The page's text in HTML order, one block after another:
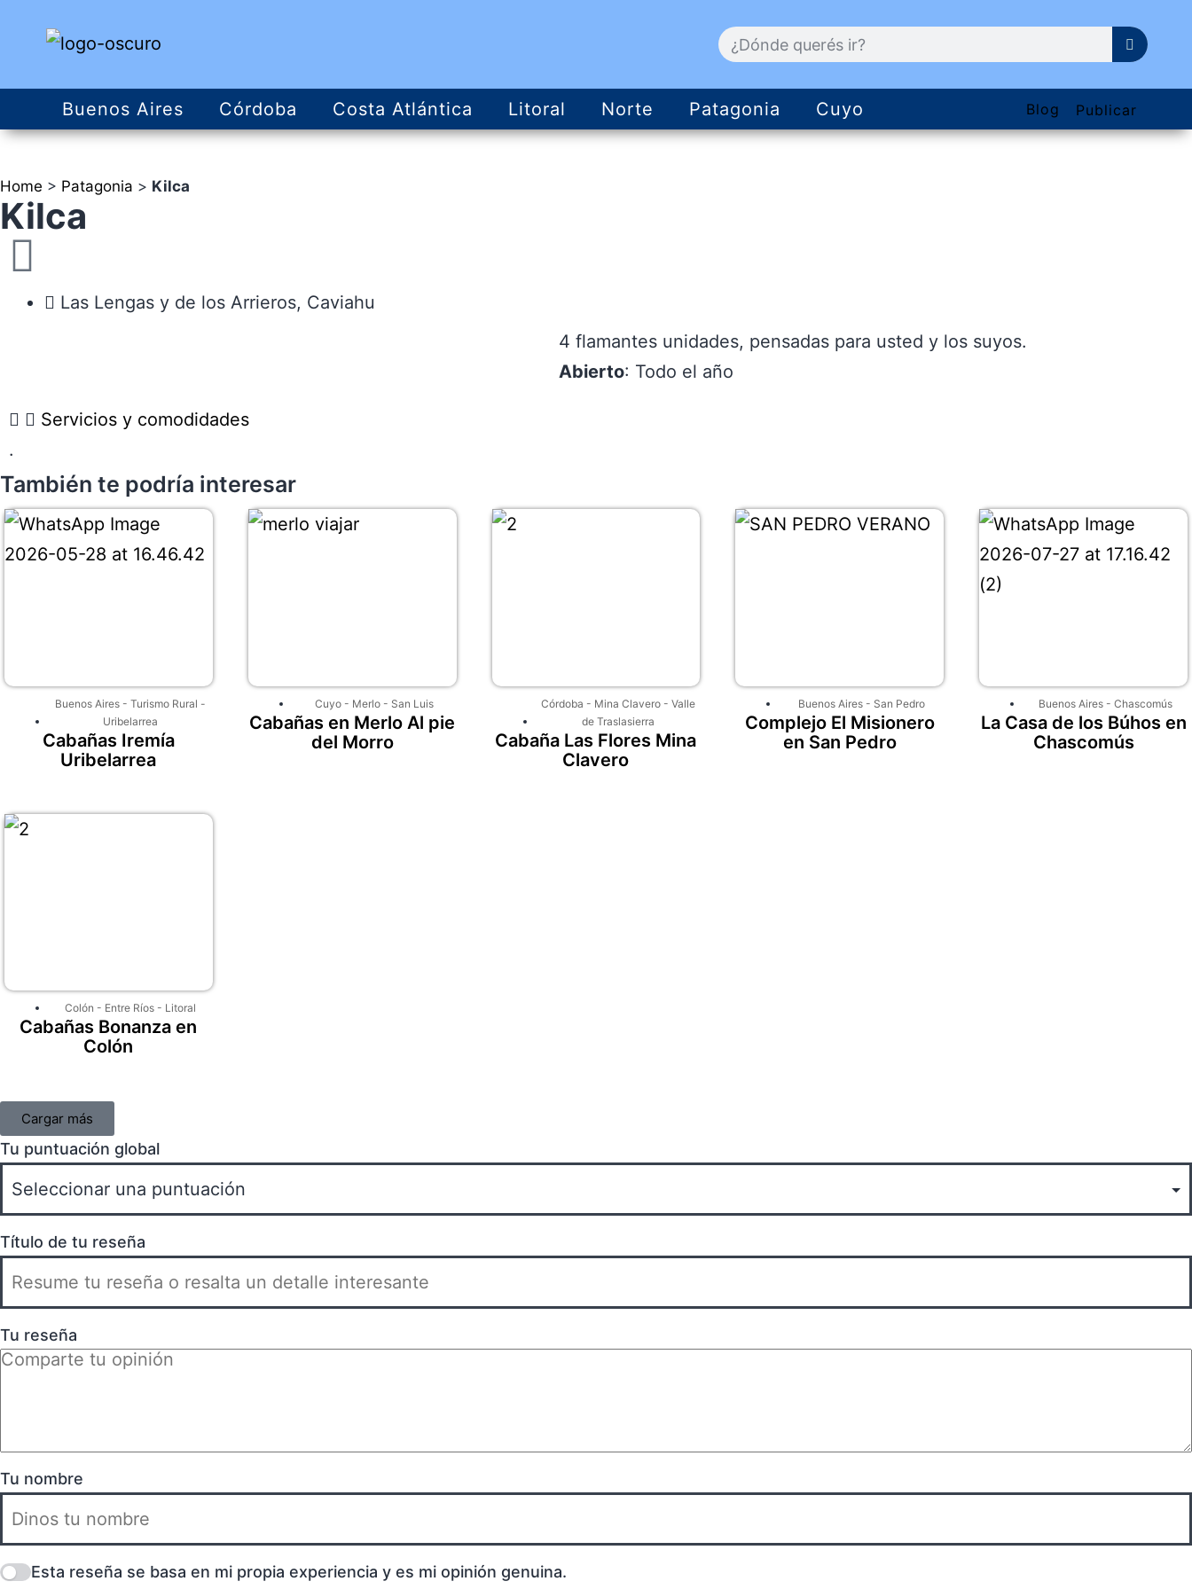
Buenos Aires Córdoba Costa Atlántica Litoral Norte Patagonia Cuyo Blog Publicar
Home > Patagonia > Kilca
Kilca
Las Lengas y de los Arrieros, Caviahu
4 flamantes unidades, pensadas para usted y los suyos.
Abierto: Todo el año
Servicios y comodidades
.
También te podría interesar
Buenos Aires -Turismo Rural -
Uribelarrea
Cabañas Iremía
Uribelarrea
Cuyo - Merlo - San Luis
Cabañas en Merlo Al pie
del Morro
Córdoba - Mina Clavero- Valle
de Traslasierra
Cabaña Las Flores Mina
Clavero
Buenos Aires - San Pedro
Complejo El Misionero
en San Pedro
Buenos Aires -Chascomús
La Casa de los Búhos en
Chascomús
Colón - Entre Ríos - Litoral
Cabañas Bonanza en
Colón
Cargar más
Tu puntuación global
Título de tu reseña
Tu reseña
Tu nombre
Esta reseña se basa en mi propia experiencia y es mi opinión genuina.